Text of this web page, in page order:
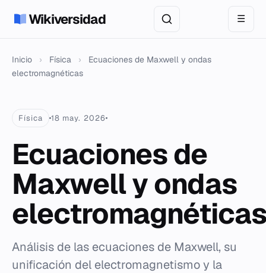
Wikiversidad ☰
Inicio › Física ›
Ecuaciones de Maxwell y ondas
electromagnéticas
Física 18 may. 2026
Ecuaciones de
Maxwell y ondas
electromagnéticas
Análisis de las ecuaciones de Maxwell, su
unificación del electromagnetismo y la